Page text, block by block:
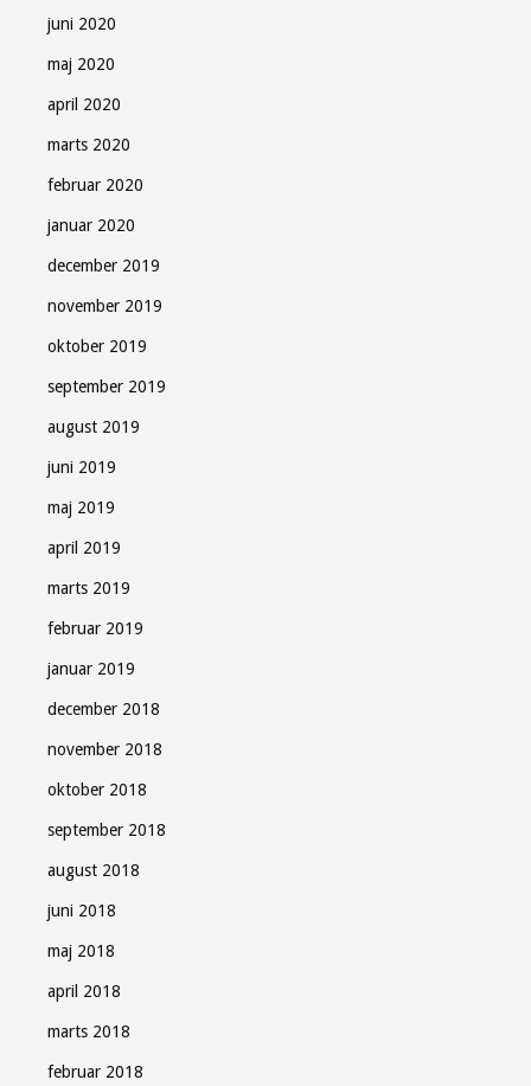
juni 2020
maj 2020
april 2020
marts 2020
februar 2020
januar 2020
december 2019
november 2019
oktober 2019
september 2019
august 2019
juni 2019
maj 2019
april 2019
marts 2019
februar 2019
januar 2019
december 2018
november 2018
oktober 2018
september 2018
august 2018
juni 2018
maj 2018
april 2018
marts 2018
februar 2018